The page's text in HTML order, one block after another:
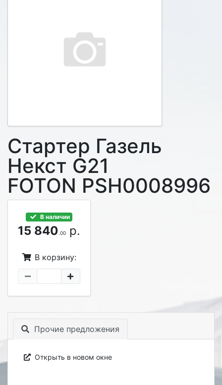
Стартер Газель
Некст G21
FOTON PSH0008996
В наличии
15 840.00 р.
В корзину:
Прочие предложения
Открыть в новом окне